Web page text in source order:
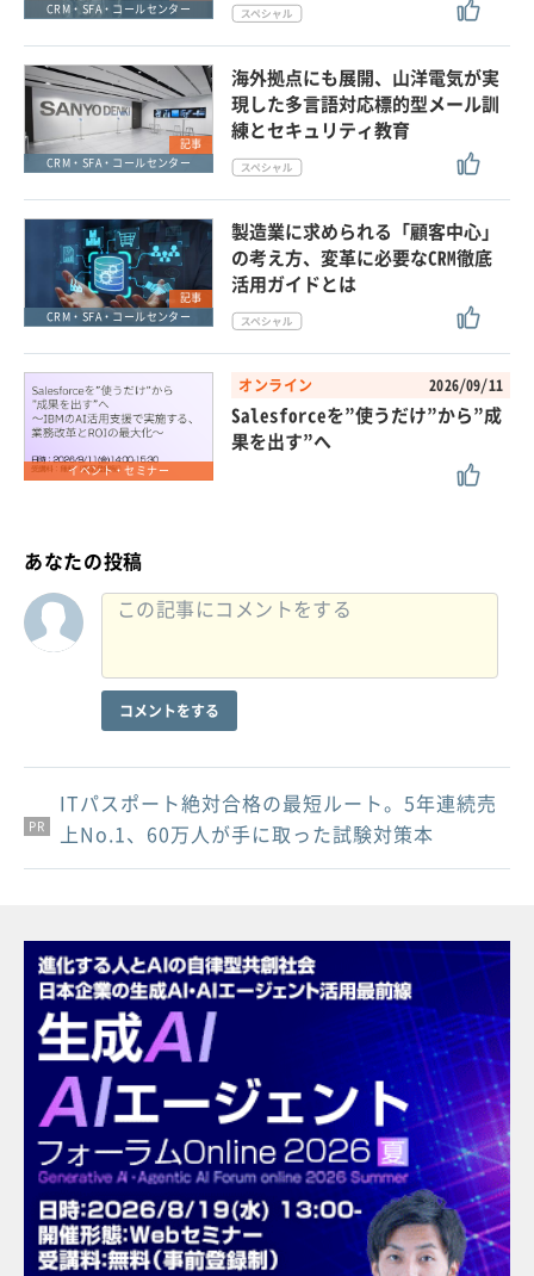
CRM・SFA・コールセンター
記事
CRM・SFA・コールセンター
海外拠点にも展開、山洋電気が実
現した多言語対応標的型メール訓
練とセキュリティ教育
記事
CRM・SFA・コールセンター
製造業に求められる「顧客中心」
の考え方、変革に必要なCRM徹底
活用ガイドとは
イベント・セミナー
オンライン 2026/09/11
Salesforceを”使うだけ”から”成
果を出す”へ
あなたの投稿
コメントをする
PR
PR
PR
ITパスポート絶対合格の最短ルート。5年連続売
上No.1、60万人が手に取った試験対策本